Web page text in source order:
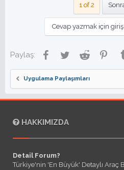
1 of 2
Cevap yazmak için giriş
Paylaş: Facebook
TwitterReddit
Uygulama Paylaşımları
HAKKIMIZDA
Detail Forum?
Türkiye'nin 'En Büyük' Detaylı Araç